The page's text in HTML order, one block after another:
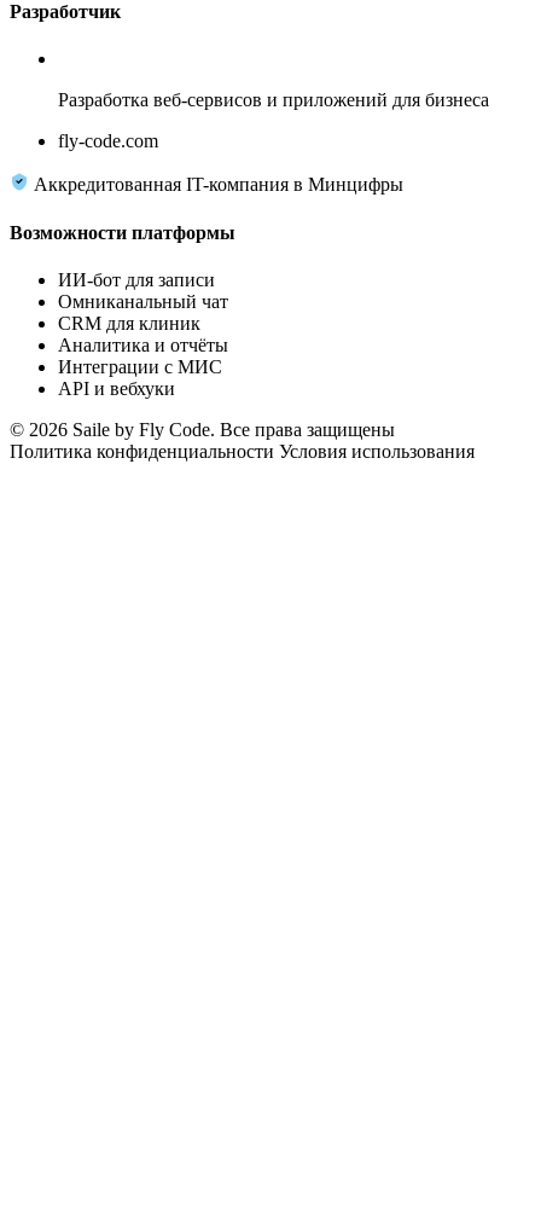
Разработчик
Разработка веб-сервисов и приложений для бизнеса
fly-code.com
Аккредитованная IT-компания в Минцифры
Возможности платформы
ИИ-бот для записи
Омниканальный чат
CRM для клиник
Аналитика и отчёты
Интеграции с МИС
API и вебхуки
© 2026 Saile by Fly Code. Все права защищены
Политика конфиденциальности Условия использования